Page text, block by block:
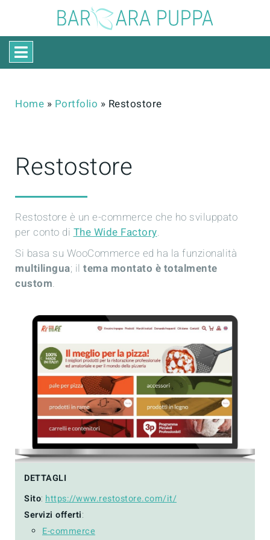
Home » Portfolio » Restostore
Restostore
Restostore è un e-commerce che ho sviluppato
per conto di The Wide Factory.
Si basa su WooCommerce ed ha la funzionalità
multilingua; il tema montato è totalmente
custom.
DETTAGLI
Sito: https://www.restostore.com/it/
Servizi offerti:
E-commerce